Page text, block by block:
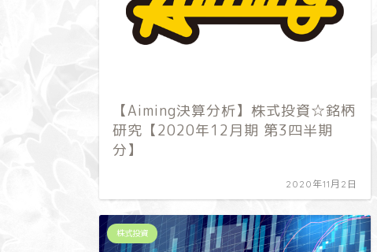
【Aiming決算分析】株式投資☆銘柄
研究【2020年12月期 第3四半期
分】
2020年11月2日
株式投資